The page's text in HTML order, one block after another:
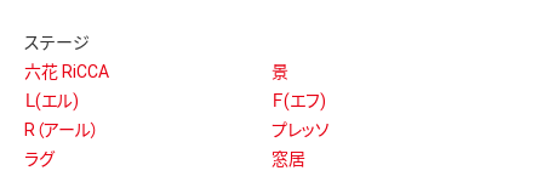
ステージ
六花 RiCCA
景
Ｌ(エル)
Ｆ(エフ)
R（アール）
プレッソ
ラグ
窓居